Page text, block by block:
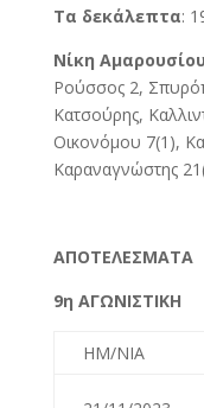
Τα δεκάλεπτα:
Νίκη Αμαρουσίου
Ρούσσος 2,
Κατσούρης,
Οικονόμου 7(1),
Καραναγνώστης
ΑΠΟΤΕΛΕΣΜΑΤΑ
9η ΑΓΩΝΙΣΤΙΚΗ
ΗΜ/ΝΙΑ